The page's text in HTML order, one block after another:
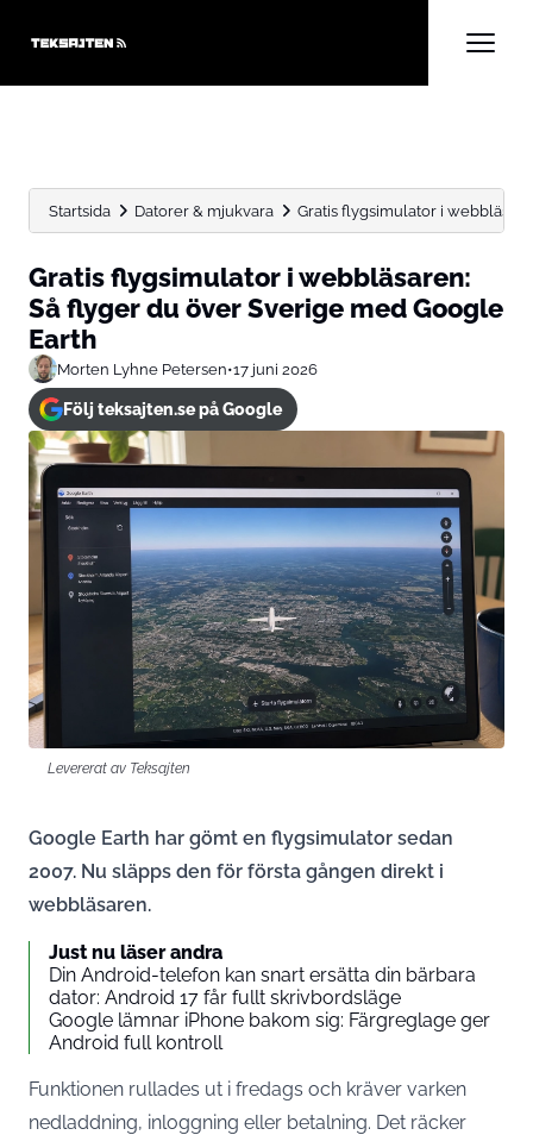
Startsida Datorer & mjukvara Gratis flygsimulator i
Gratis flygsimulator i webbläsaren:
Så flyger du över Sverige med Google
Earth
Morten Lyhne Petersen•17 juni 2026
Följ teksajten.se på Google
Levererat av Teksajten
Google Earth har gömt en flygsimulator sedan
2007. Nu släpps den för första gången direkt i
webbläsaren.
Just nu läser andra
Din Android-telefon kan snart ersätta din bärbara
dator: Android 17 får fullt skrivbordsläge
Google lämnar iPhone bakom sig: Färgreglage ger
Android full kontroll
Funktionen rullades ut i fredags och kräver varken
nedladdning, inloggning eller betalning. Det räcker